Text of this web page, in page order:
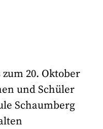
20. Oktober
und Schüler
Schaumberg